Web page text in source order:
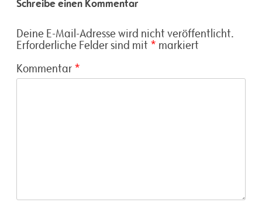
Schreibe einen Kommentar
Deine E-Mail-Adresse wird nicht veröffentlicht.
Erforderliche Felder sind mit * markiert
Kommentar *